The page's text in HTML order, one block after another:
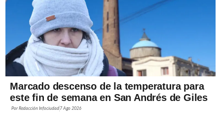
Marcado descenso de la temperatura para
este fin de semana en San Andrés de Giles
PorRedacción Infociudad 7 Ago 2026